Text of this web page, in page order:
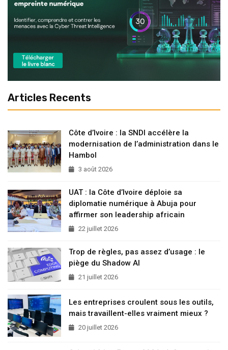
Articles Recents
Côte d’Ivoire : la SNDI accélère la
modernisation de l’administration dans le
Hambol
3 août 2026
UAT : la Côte d’Ivoire déploie sa
diplomatie numérique à Abuja pour
affirmer son leadership africain
22 juillet 2026
Trop de règles, pas assez d’usage : le
piège du Shadow AI
21 juillet 2026
Les entreprises croulent sous les outils,
mais travaillent-elles vraiment mieux ?
20 juillet 2026